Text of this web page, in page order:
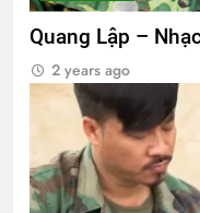
Quang Lập –
2 years ago